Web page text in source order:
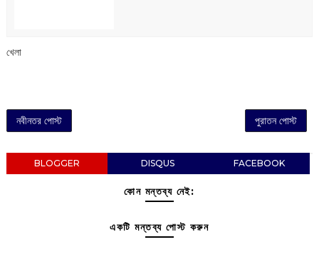
খেলা
নবীনতর পোস্ট পুরাতন পোস্ট
BLOGGER DISQUS FACEBOOK
কোন মন্তব্য নেই:
একটি মন্তব্য পোস্ট করুন